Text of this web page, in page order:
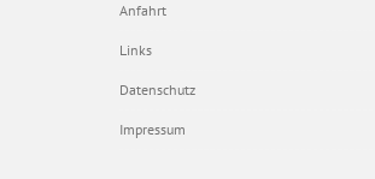
Anfahrt
Links
Datenschutz
Impressum